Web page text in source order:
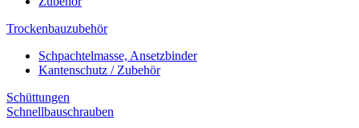
Trockenbauzubehör
Schpachtelmasse, Ansetzbinder
Kantenschutz / Zubehör
Schüttungen
Schnellbauschrauben